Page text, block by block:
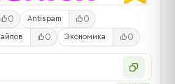
0 Antispam 0
0 Экономика 0